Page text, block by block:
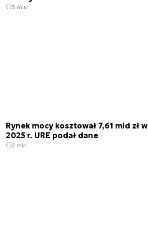
3 min.
Rynek mocy kosztował 7,61 mld zł w
2025 r. URE podał dane
2 min.